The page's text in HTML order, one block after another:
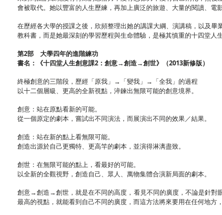
會被取代。她以豐富的人生歷練，再加上廣泛的旅遊、大量的閱讀、
在歷經各大學的授課之後，欣頻整理出她的講課大綱、演講稿，以及
教科書，而是她最深刻的學習歷程與生命體驗，是極其慎重的十四堂人
第2部 大學四年的進階練功
書名：《十四堂人生創意課2：創意→創造→創世》（2013新修版）
終極創意的三階段，歷經「原我」→「變我」→「全我」的過程
以十二個層級、更高的全新視點，淬鍊出無限可能的創意境界。
創意：站在原點看新的可能。
從一個原定的劇本，嘗試出不同演法，而展演出不同的效果／結果。
創造：站在新的點上看無限可能。
創造出源於自己更獨特、更高竿的劇本，並演得淋漓盡致。
創世：在無限可能的點上，看最好的可能。
以全新的全觀視野，創造自己、眾人、萬物集體合演新局面的劇本。
創意→創造→創世，就是在不同的高度，看見不同的廣度，不論是針對
最高的視點，就能看到自己不同的廣度，而這方法將來要用在任何地